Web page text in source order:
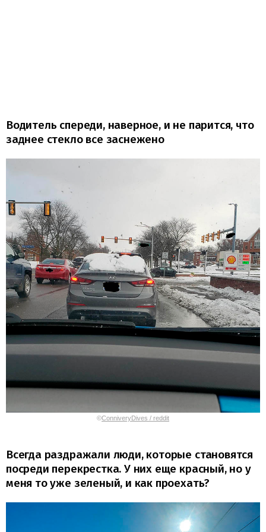
Водитель спереди, наверное, и не парится, что
заднее стекло все заснежено
©ConniveryDives / reddit
Всегда раздражали люди, которые становятся
посреди перекрестка. У них еще красный, но у
меня то уже зеленый, и как проехать?